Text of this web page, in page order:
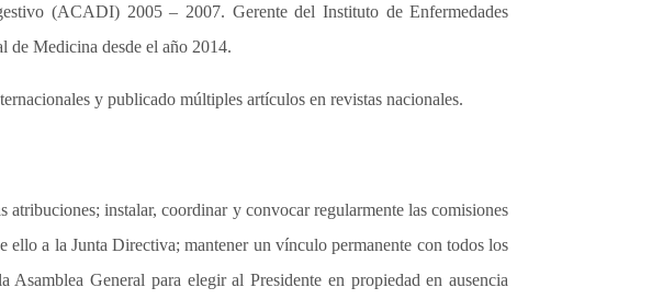
(ACADI) 2005 – 2007. Gerente del Instituto de Enfermedades
Medicina desde el año 2014.
y publicado múltiples artículos en revistas nacionales.
atribuciones; instalar, coordinar y convocar regularmente las comisiones
ello a la Junta Directiva; mantener un vínculo permanente con todos los
General para elegir al Presidente en propiedad en ausencia